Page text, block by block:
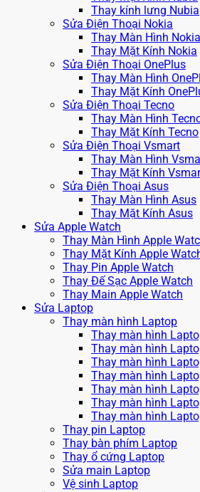
Thay kính lưng Nubia
Sửa Điện Thoại Nokia
Thay Màn Hình Nokia
Thay Mặt Kính Nokia
Sửa Điện Thoại OnePlus
Thay Màn Hình
Thay Mặt Kính
Sửa Điện Thoại Tecno
Thay Màn Hình
Thay Mặt Kính Tecno
Sửa Điện Thoại Vsmart
Thay Màn Hình
Thay Mặt Kính
Sửa Điện Thoại Asus
Thay Màn Hình Asus
Thay Mặt Kính Asus
Sửa Apple Watch
Thay Màn Hình Apple
Thay Mặt Kính Apple
Thay Pin Apple Watch
Thay Đế Sạc Apple Watch
Thay Main Apple Watch
Sửa Laptop
Thay màn hình Laptop
Thay màn hình
Thay màn hình
Thay màn hình
Thay màn hình
Thay màn hình
Thay màn hình
Thay màn hình
Thay pin Laptop
Thay bàn phím Laptop
Thay ổ cứng Laptop
Sửa main Laptop
Vệ sinh Laptop